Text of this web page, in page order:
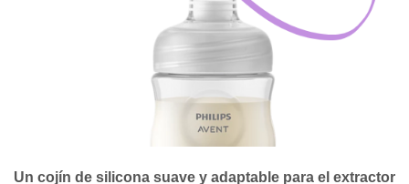
Un cojín de silicona suave y adaptable para el extractor